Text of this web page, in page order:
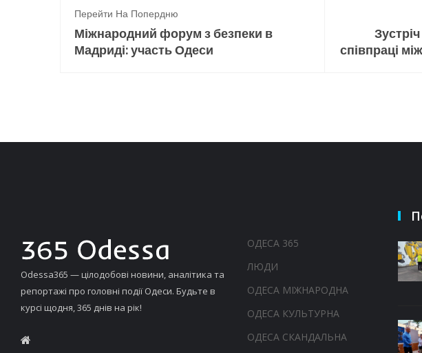
Перейти На Попердню
Міжнародний форум з безпеки в
Мадриді: участь Одеси
співпраці
Odessa365 — цілодобові новини, аналітика та
репортажі про головні події Одеси. Будьте в
курсі щодня, 365 днів на рік!
ОДЕСА 365
ЛЮДИ
ОДЕСА МІЖНАРОДНА
ОДЕСА КУЛЬТУРНА
ОДЕСА СКАНДАЛЬНА